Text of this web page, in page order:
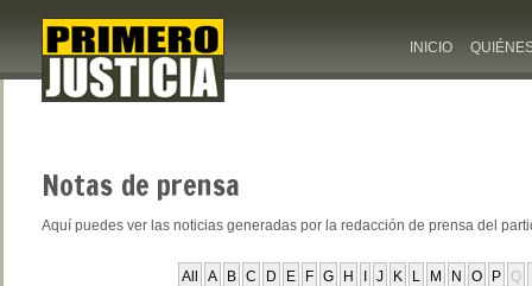
INICIO
Notas de prensa
Aquí puedes ver las noticias generadas por la redacción de prensa del
All A B C D E F G H J K L M N O P Q